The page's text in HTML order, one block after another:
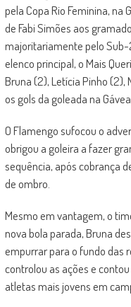
pela Copa Rio Feminina, na
de Fabi Simões aos
majoritariamente pelo
elenco principal, o Mais
Bruna (2), Letícia Pinho (2),
os gols da goleada na
O Flamengo sufocou o
obrigou a goleira a fazer
sequência, após cobrança
de ombro.
Mesmo em vantagem, o
nova bola parada, Bruna
empurrar para o fundo das
controlou as ações e
atletas mais jovens em